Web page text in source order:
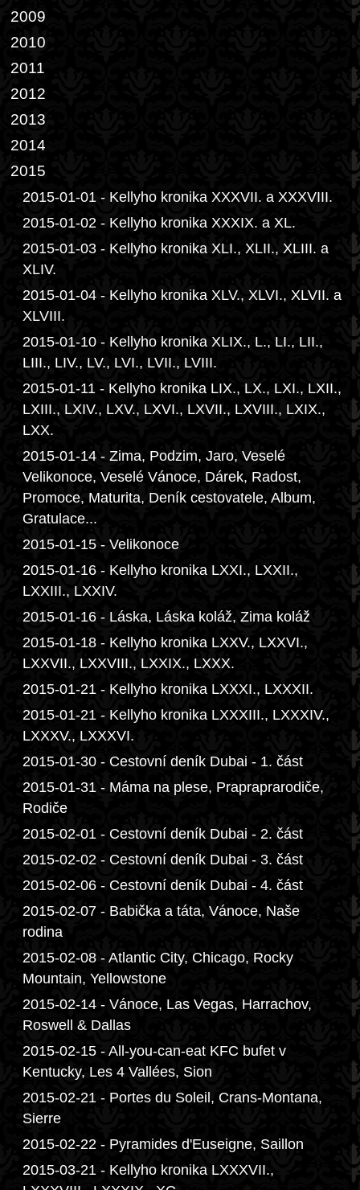
2009
2010
2011
2012
2013
2014
2015
2015-01-01 - Kellyho kronika XXXVII. a XXXVIII.
2015-01-02 - Kellyho kronika XXXIX. a XL.
2015-01-03 - Kellyho kronika XLI., XLII., XLIII. a
XLIV.
2015-01-04 - Kellyho kronika XLV., XLVI., XLVII. a
XLVIII.
2015-01-10 - Kellyho kronika XLIX., L., LI., LII.,
LIII., LIV., LV., LVI., LVII., LVIII.
2015-01-11 - Kellyho kronika LIX., LX., LXI., LXII.,
LXIII., LXIV., LXV., LXVI., LXVII., LXVIII., LXIX.,
LXX.
2015-01-14 - Zima, Podzim, Jaro, Veselé
Velikonoce, Veselé Vánoce, Dárek, Radost,
Promoce, Maturita, Deník cestovatele, Album,
Gratulace...
2015-01-15 - Velikonoce
2015-01-16 - Kellyho kronika LXXI., LXXII.,
LXXIII., LXXIV.
2015-01-16 - Láska, Láska koláž, Zima koláž
2015-01-18 - Kellyho kronika LXXV., LXXVI.,
LXXVII., LXXVIII., LXXIX., LXXX.
2015-01-21 - Kellyho kronika LXXXI., LXXXII.
2015-01-21 - Kellyho kronika LXXXIII., LXXXIV.,
LXXXV., LXXXVI.
2015-01-30 - Cestovní deník Dubai - 1. část
2015-01-31 - Máma na plese, Prapraprarodiče,
Rodiče
2015-02-01 - Cestovní deník Dubai - 2. část
2015-02-02 - Cestovní deník Dubai - 3. část
2015-02-06 - Cestovní deník Dubai - 4. část
2015-02-07 - Babička a táta, Vánoce, Naše
rodina
2015-02-08 - Atlantic City, Chicago, Rocky
Mountain, Yellowstone
2015-02-14 - Vánoce, Las Vegas, Harrachov,
Roswell & Dallas
2015-02-15 - All-you-can-eat KFC bufet v
Kentucky, Les 4 Vallées, Sion
2015-02-21 - Portes du Soleil, Crans-Montana,
Sierre
2015-02-22 - Pyramides d'Euseigne, Saillon
2015-03-21 - Kellyho kronika LXXXVII.,